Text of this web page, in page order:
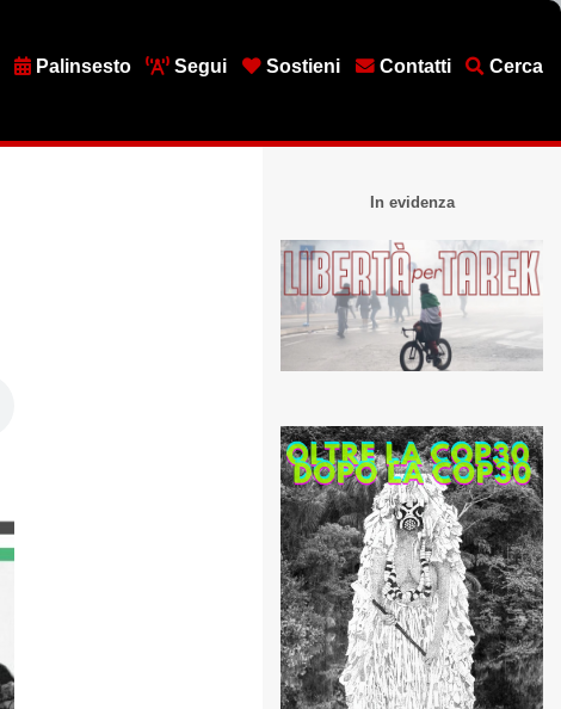
Palinsesto Segui Sostieni Contatti Cerca
In evidenza